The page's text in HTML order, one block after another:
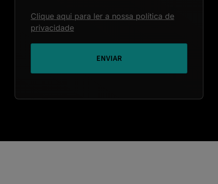
Clique aqui para ler a nossa política de
privacidade
ENVIAR